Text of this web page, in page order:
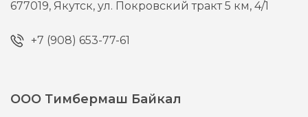
677019, Якутск,ул. Покровский тракт 5 км, 4/1
+7 (908) 653-77-61
ООО Тимбермаш Байкал